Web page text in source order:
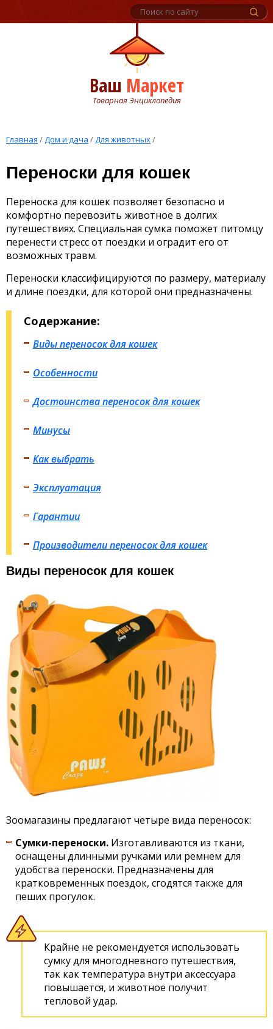
Ваш Маркет
Товарная Энциклопедия
Главная /Дом и дача /Для животных/
Переноски для кошек
Переноска для кошек позволяет безопасно и
комфортно перевозить животное в долгих
путешествиях. Cпециальная сумка поможет питомцу
перенести стресс от поездки и оградит его от
возможных травм.
Переноски классифицируются по размеру, материалу
и длине поездки, для которой они предназначены.
Содержание:
Виды переносок для кошек
Особенности
Достоинства переносок для кошек
Минусы
Как выбрать
Эксплуатация
Гарантии
Производители переносок для кошек
Виды переносок для кошек
Зоомагазины предлагают четыре вида переносок:
Сумки-переноски. Изготавливаются из ткани,
оснащены длинными ручками или ремнем для
удобства переноски. Предназначены для
кратковременных поездок, сгодятся также для
пеших прогулок.
Крайне не рекомендуется использовать
сумку для многодневного путешествия,
так как температура внутри аксессуара
повышается, и животное получит
тепловой удар.